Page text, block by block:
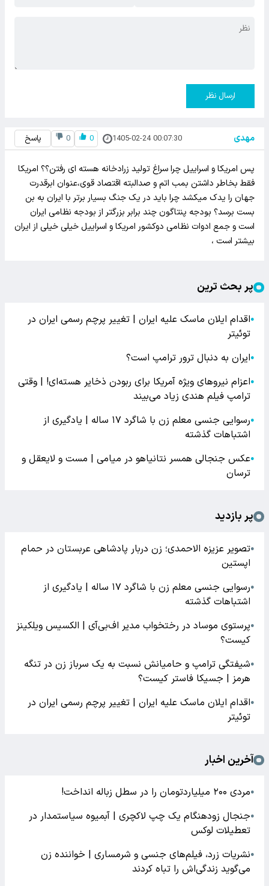
ارسال نظر
مهدی 1405-02-24 00:07:30
0
0 پاسخ
پس امریکا و اسراییل چرا سراغ تولید زرادخانه هسته ای رفتن؟؟ امریکا
فقط بخاطر داشتن بمب اتم و صدالبته اقتصاد قوی،عنوان ابرقدرت
جهان را یدک میکشد چرا باید در یک جنگ بسیار برتر با ایران به بن
بست برسد؟ بودجه پنتاگون چند برابر بزرگتر از بودجه نظامی ایران
است و جمع ادوات نظامی دوکشور امریکا و اسراییل خیلی خیلی از ایران
بیشتر است ،
پر بحث ترین
●اقدام ایلان ماسک علیه ایران | تغییر پرچم رسمی ایران در
توئیتر
●ایران به دنبال ترور ترامپ است؟
●اعزام نیروهای ویژه آمریکا برای ربودن ذخایر هسته‌ای! | وقتی
ترامپ فیلم هندی زیاد می‌بیند
●
رسوایی جنسی معلم زن با شاگرد ۱۷ ساله | یادگیری از
اشتباهات گذشته
●عکس جنجالی همسر نتانیاهو در میامی | مست و لایعقل و
ترسان
پر بازدید
●تصویر عزیزه الاحمدی؛ زن دربار پادشاهی عربستان در حمام
اپستین
●
رسوایی جنسی معلم زن با شاگرد ۱۷ ساله | یادگیری از
اشتباهات گذشته
●پرستوی موساد در رختخواب مدیر اف‌بی‌آی | الکسیس ویلکینز
کیست؟
●شیفتگی ترامپ و حامیانش نسبت به یک سرباز زن در تنگه
هرمز | جسیکا فاستر کیست؟
●اقدام ایلان ماسک علیه ایران | تغییر پرچم رسمی ایران در
توئیتر
آخرین اخبار
●مردی ۲۰۰ میلیاردتومان را در سطل زباله انداخت!
●جنجال زودهنگام یک چپ لاکچری | آبمیوه سیاستمدار در
تعطیلات لوکس
●نشریات زرد، فیلم‌های جنسی و شرمساری | خواننده زن
می‌گوید زندگی‌اش را تباه کردند